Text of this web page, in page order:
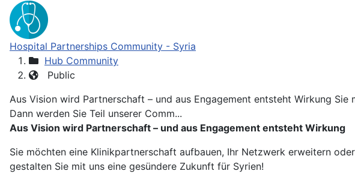
Hospital Partnerships Community - Syria
Hub Community
Public
Aus Vision wird Partnerschaft – und aus Engagement entsteht Wirkung
Dann werden Sie Teil unserer Comm...
Aus Vision wird Partnerschaft – und aus Engagement entsteht Wirkung
Sie möchten eine Klinikpartnerschaft aufbauen, Ihr Netzwerk erweitern
gestalten Sie mit uns eine gesündere Zukunft für Syrien!